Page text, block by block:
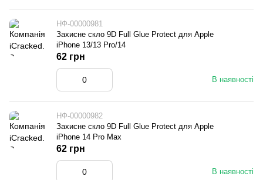
НФ-00000981
Захисне скло 9D Full Glue Protect для Apple
iPhone 13/13 Pro/14
В наявності
62 грн
НФ-00000982
Захисне скло 9D Full Glue Protect для Apple
iPhone 14 Pro Max
В наявності
62 грн